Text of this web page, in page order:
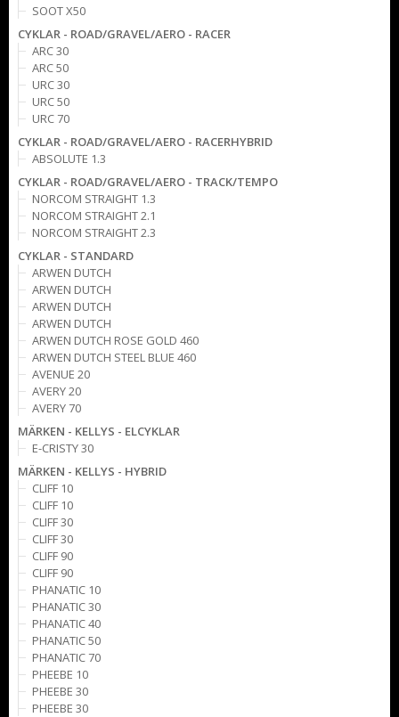
SOOT X50
CYKLAR - ROAD/GRAVEL/AERO - RACER
ARC 30
ARC 50
URC 30
URC 50
URC 70
CYKLAR - ROAD/GRAVEL/AERO - RACERHYBRID
ABSOLUTE 1.3
CYKLAR - ROAD/GRAVEL/AERO - TRACK/TEMPO
NORCOM STRAIGHT 1.3
NORCOM STRAIGHT 2.1
NORCOM STRAIGHT 2.3
CYKLAR - STANDARD
ARWEN DUTCH
ARWEN DUTCH
ARWEN DUTCH
ARWEN DUTCH
ARWEN DUTCH ROSE GOLD 460
ARWEN DUTCH STEEL BLUE 460
AVENUE 20
AVERY 20
AVERY 70
MÄRKEN - KELLYS - ELCYKLAR
E-CRISTY 30
MÄRKEN - KELLYS - HYBRID
CLIFF 10
CLIFF 10
CLIFF 30
CLIFF 30
CLIFF 90
CLIFF 90
PHANATIC 10
PHANATIC 30
PHANATIC 40
PHANATIC 50
PHANATIC 70
PHEEBE 10
PHEEBE 30
PHEEBE 30